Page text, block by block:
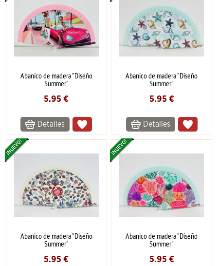
Abanico de madera "Diseño
Summer"
5.95 €
Detalles
Abanico de madera "Diseño
Summer"
5.95 €
Detalles
Abanico de madera "Diseño
Summer"
5.95 €
Abanico de madera "Diseño
Summer"
5.95 €